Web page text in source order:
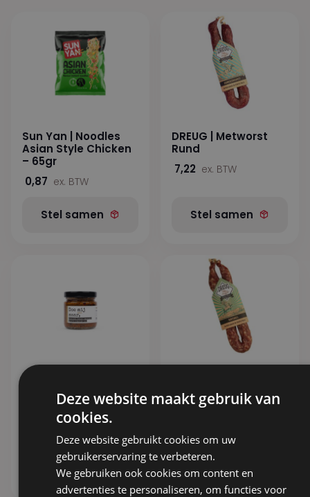
Sun Yan | Noodles
Asian Style Chicken
– 65gr
0,87 ex. BTW
Stel samen
DREUG | Metworst
Rund
7,22 ex. BTW
Stel samen
tapenade op m’n
toastje – Peperoni
ex. BTW
Stel samen
Naturel
ex. BTW
Stel samen
Deze website maakt gebruik van
cookies.
Deze website gebruikt cookies om uw
gebruikerservaring te verbeteren.
We gebruiken ook cookies om content en
advertenties te personaliseren, om functies voor